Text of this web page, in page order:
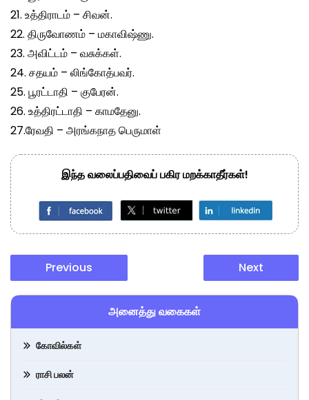
21. உத்திராடம் – சிவன்.
22. திருவோணம் – மகாவிஷ்ணு.
23. அவிட்டம் – வசுக்கள்.
24. சதயம் – லிங்கோத்பவர்.
25. பூரட்டாதி – குபேரன்.
26. உத்திரட்டாதி – காமதேனு.
27.ரேவதி – அரங்கநாத பெருமாள்
இந்த வலைப்பதிவைப் பகிர மறக்காதீர்கள்!
Previous Next
அனைத்து வகைகள்
கோவில்கள்
ராசி பலன்